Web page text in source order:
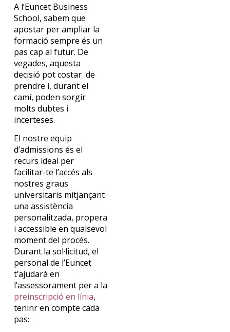
A l‘EuncetBusiness
School, sabem que
apostar per ampliar la
formació sempre és un
pas cap al futur. De
vegades, aquesta
decisió potcostar de
prendre i, durantel
camí, poden sorgir
molts dubtes i
incerteses.
El nostre equip
d’admissions és el
recurs ideal per
facilitar-te l’accés als
nostres graus
universitaris mitjançant
una assistència
personalitzada, propera
i accessible en qualsevol
momentdel procés.
Durant la sol·licitud, el
personal de l’Euncet
t’ajudarà en
l’assessoramentper a la
preinscripció en línia,
teninren compte cada
pas: